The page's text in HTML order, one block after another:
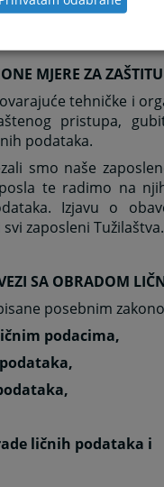
zakonom.
MJERE ZA
tehničke i
pristupa,
podataka.
smo naše
te radimo na
Izjavu o
zaposleni Tužilaštva.
SA OBRADOM
posebnim
podacima,
ličnih podataka i